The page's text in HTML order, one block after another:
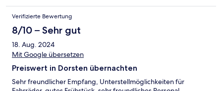
Verifizierte Bewertung
8/10 – Sehr gut
18. Aug. 2024
Mit Google übersetzen
Preiswert in Dorsten übernachten
Sehr freundlicher Empfang, Unterstellmöglichkeiten für